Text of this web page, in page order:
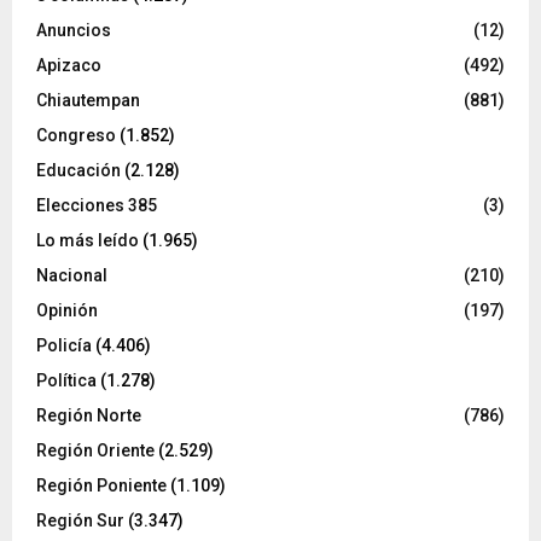
Anuncios
(12)
Apizaco
(492)
Chiautempan
(881)
Congreso (1.852)
Educación (2.128)
Elecciones 385
(3)
Lo más leído (1.965)
Nacional
(210)
Opinión
(197)
Policía (4.406)
Política (1.278)
Región Norte
(786)
Región Oriente (2.529)
Región Poniente (1.109)
Región Sur (3.347)